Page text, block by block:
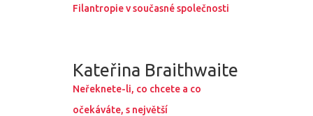
Filantropie v současné společnosti
Kateřina Braithwaite
Neřeknete-li, co chcete a co
očekáváte, s největší